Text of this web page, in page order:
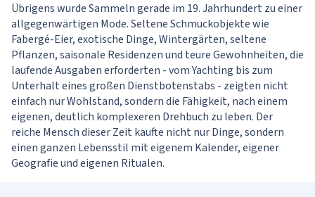
Übrigens wurde Sammeln gerade im 19. Jahrhundert zu einer
allgegenwärtigen Mode. Seltene Schmuckobjekte wie
Fabergé-Eier, exotische Dinge, Wintergärten, seltene
Pflanzen, saisonale Residenzen und teure Gewohnheiten, die
laufende Ausgaben erforderten - vom Yachting bis zum
Unterhalt eines großen Dienstbotenstabs - zeigten nicht
einfach nur Wohlstand, sondern die Fähigkeit, nach einem
eigenen, deutlich komplexeren Drehbuch zu leben. Der
reiche Mensch dieser Zeit kaufte nicht nur Dinge, sondern
einen ganzen Lebensstil mit eigenem Kalender, eigener
Geografie und eigenen Ritualen.